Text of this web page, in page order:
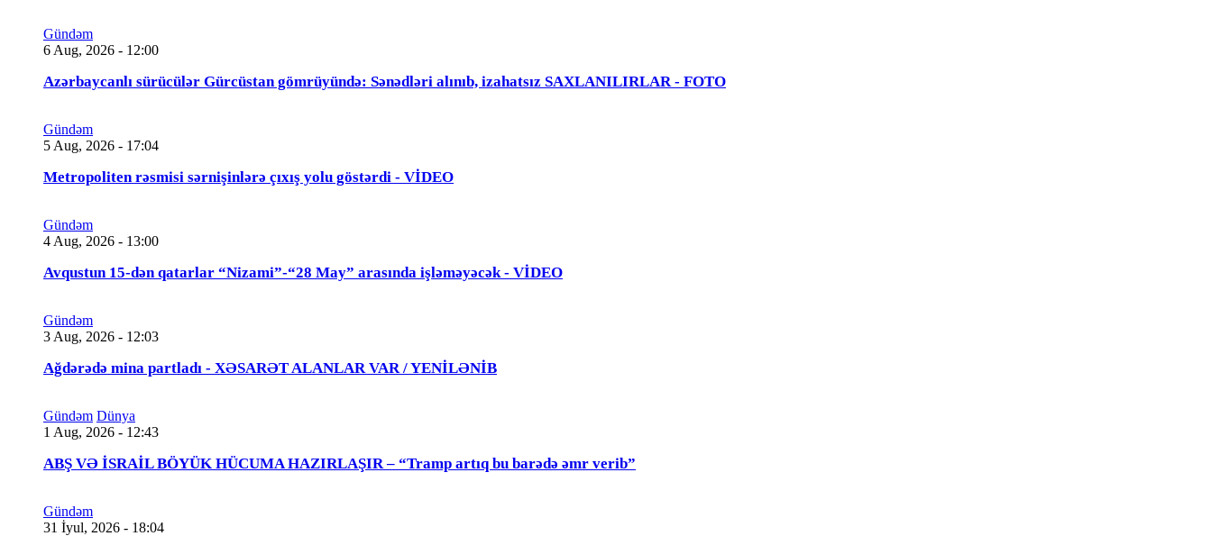
Gündəm
6 Aug, 2026 - 12:00
Azərbaycanlı sürücülər Gürcüstan gömrüyündə: Sənədləri alınıb, izahatsız SAXLANILIRLAR - FOTO
Gündəm
5 Aug, 2026 - 17:04
Metropoliten rəsmisi sərnişinlərə çıxış yolu göstərdi - VİDEO
Gündəm
4 Aug, 2026 - 13:00
Avqustun 15-dən qatarlar “Nizami”-“28 May” arasında işləməyəcək - VİDEO
Gündəm
3 Aug, 2026 - 12:03
Ağdərədə mina partladı - XƏSARƏT ALANLAR VAR / YENİLƏNİB
Gündəm Dünya
1 Aug, 2026 - 12:43
ABŞ VƏ İSRAİL BÖYÜK HÜCUMA HAZIRLAŞIR – “Tramp artıq bu barədə əmr verib”
Gündəm
31 İyul, 2026 - 18:04